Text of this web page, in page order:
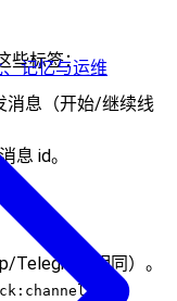
记忆与运维
些标签：
消息（开始/继续线
息 id。
Telegram 相同）。